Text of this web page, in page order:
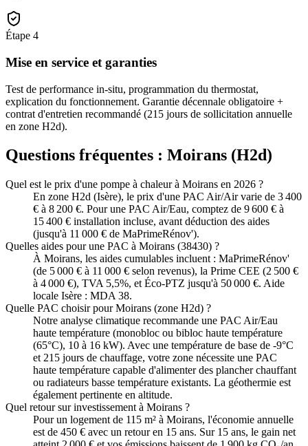
Étape 4
Mise en service et garanties
Test de performance in-situ, programmation du thermostat,
explication du fonctionnement. Garantie décennale obligatoire +
contrat d'entretien recommandé (215 jours de sollicitation annuelle
en zone H2d).
Questions fréquentes : Moirans (H2d)
Quel est le prix d'une pompe à chaleur à Moirans en 2026 ?
En zone H2d (Isère), le prix d'une PAC Air/Air varie de 3 400
€ à 8 200 €. Pour une PAC Air/Eau, comptez de 9 600 € à
15 400 € installation incluse, avant déduction des aides
(jusqu'à 11 000 € de MaPrimeRénov').
Quelles aides pour une PAC à Moirans (38430) ?
À Moirans, les aides cumulables incluent : MaPrimeRénov'
(de 5 000 € à 11 000 € selon revenus), la Prime CEE (2 500 €
à 4 000 €), TVA 5,5%, et Éco-PTZ jusqu'à 50 000 €. Aide
locale Isère : MDA 38.
Quelle PAC choisir pour Moirans (zone H2d) ?
Notre analyse climatique recommande une PAC Air/Eau
haute température (monobloc ou bibloc haute température
(65°C), 10 à 16 kW). Avec une température de base de -9°C
et 215 jours de chauffage, votre zone nécessite une PAC
haute température capable d'alimenter des plancher chauffant
ou radiateurs basse température existants. La géothermie est
également pertinente en altitude.
Quel retour sur investissement à Moirans ?
Pour un logement de 115 m² à Moirans, l'économie annuelle
est de 450 € avec un retour en 15 ans. Sur 15 ans, le gain net